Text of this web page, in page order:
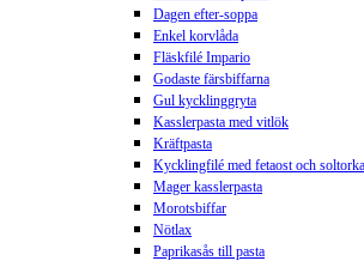
Dagen efter-soppa
Enkel korvlåda
Fläskfilé Impario
Godaste färsbiffarna
Gul kycklinggryta
Kasslerpasta med vitlök
Kräftpasta
Kycklingfilé med fetaost och
Mager kasslerpasta
Morotsbiffar
Nötlax
Paprikasås till pasta